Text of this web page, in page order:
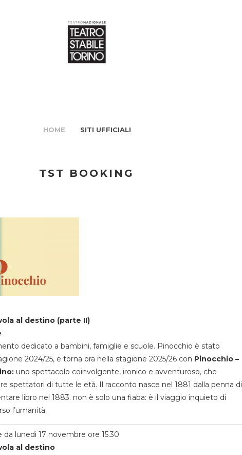
HOME SITI UFFICIALI
TST BOOKING
al destino (parte II)
dedicato a bambini, famiglie e scuole. Pinocchio è stato
2024/25, e torna ora nella stagione 2025/26 con Pinocchio –
uno spettacolo coinvolgente, ironico e avventuroso, che
spettatori di tutte le età. Il racconto nasce nel 1881 dalla penna di
libro nel 1883. non è solo una fiaba: è il viaggio inquieto di
l’umanità.
lunedi 17 novembre ore 15.30
al destino